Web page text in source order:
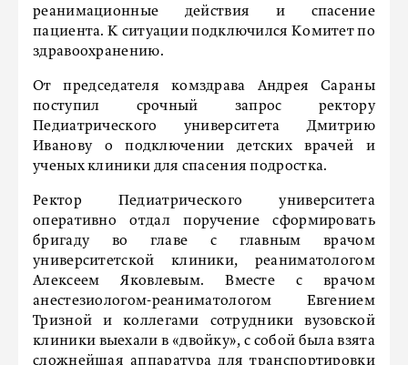
реанимационные действия и спасение
пациента. К ситуации подключился Комитет по
здравоохранению.
От председателя комздрава Андрея Сараны
поступил срочный запрос ректору
Педиатрического университета Дмитрию
Иванову о подключении детских врачей и
ученых клиники для спасения подростка.
Ректор Педиатрического университета
оперативно отдал поручение сформировать
бригаду во главе с главным врачом
университетской клиники, реаниматологом
Алексеем Яковлевым. Вместе с врачом
анестезиологом-реаниматологом Евгением
Тризной и коллегами сотрудники вузовской
клиники выехали в «двойку», с собой была взята
сложнейшая аппаратура для транспортировки